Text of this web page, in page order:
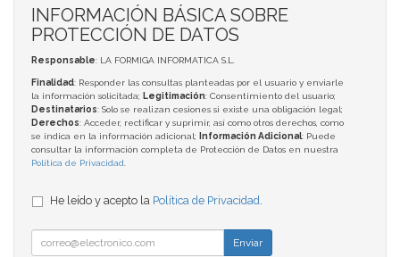
INFORMACIÓN BÁSICA SOBRE
PROTECCIÓN DE DATOS
Responsable: LA FORMIGA INFORMATICA S.L.
Finalidad: Responder las consultas planteadas por el usuario y enviarle
la información solicitada; Legitimación: Consentimiento del usuario;
Destinatarios: Solo se realizan cesiones si existe una obligación legal;
Derechos: Acceder, rectificar y suprimir, así como otros derechos, como
se indica en la información adicional;
Información Adicional: Puede
consultar la información completa de Protección de Datos en nuestra
Política de Privacidad
He leído y acepto la Política de Privacidad
Enviar